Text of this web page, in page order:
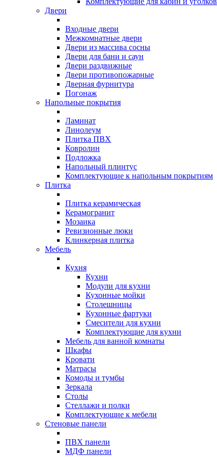
Двери
Входные двери
Межкомнатные двери
Двери из массива сосны
Двери для бани и саун
Двери раздвижные
Двери противопожарные
Дверная фурнитура
Погонаж
Напольные покрытия
Ламинат
Линолеум
Плитка ПВХ
Ковролин
Подложка
Напольный плинтус
Комплектующие к напольным покрытиям
Плитка
Плитка керамическая
Керамогранит
Мозаика
Ревизионные люки
Клинкерная плитка
Мебель
Кухня
Кухни
Модули для кухни
Кухонные мойки
Столешницы
Кухонные фартуки
Смесители для кухни
Комплектующие для кухни
Мебель для ванной комнаты
Шкафы
Кровати
Матрасы
Комоды и тумбы
Зеркала
Столы
Стеллажи и полки
Комплектующие к мебели
Стеновые панели
ПВХ панели
МДФ панели